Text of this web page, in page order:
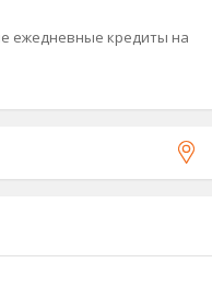
ежедневные кредиты на
зал и кафе.
до 12:00.
Centara Reserve
Centre at